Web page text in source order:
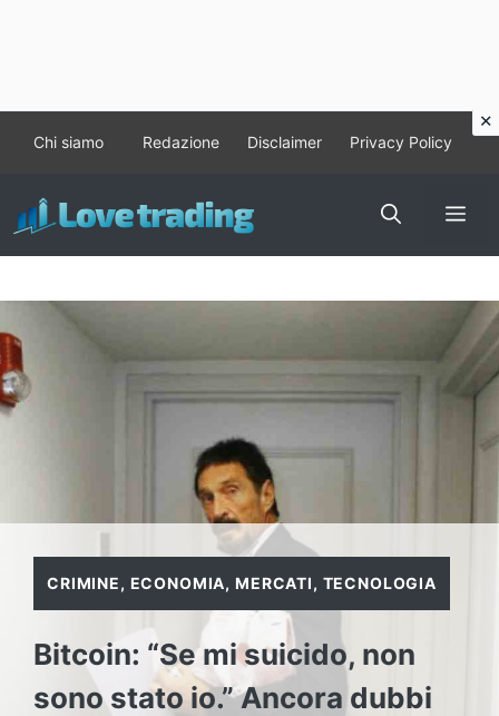
contenuto
Chi siamo Redazione Disclaimer Privacy Policy
CRIMINE, ECONOMIA, MERCATI, TECNOLOGIA
Bitcoin: “Se mi suicido, non
sono stato io.” Ancora dubbi